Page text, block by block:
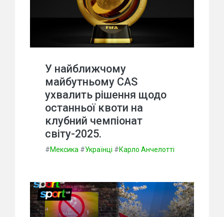
У найближчому
майбутньому CAS
ухвалить рішення щодо
останньої квоти на
клубний чемпіонат
світу-2025.
#Мексика #Українці #Карло Анчелотті